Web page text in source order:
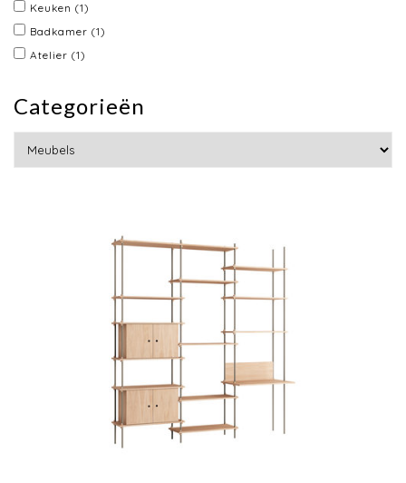
Keuken (1)
Badkamer (1)
Atelier (1)
Categorieën